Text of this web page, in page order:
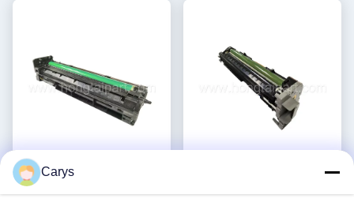
Μονάδα τυμπάνων για
Carys